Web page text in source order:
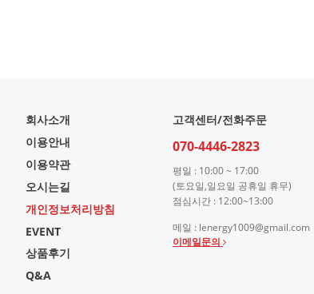
회사소개
이용안내
이용약관
오시는길
개인정보처리방침
EVENT
상품후기
Q&A
고객센터/전화주문
070-4446-2823
평일 : 10:00 ~ 17:00
(토요일,일요일 공휴일 휴무)
점심시간 : 12:00~13:00
메일 : lenergy1009@gmail.com
이메일문의